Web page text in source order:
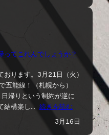
ってこれんでしょうか？
ります。3月21日（火）
能線！（札幌から）
帰りという制約が逆に
結構楽し… 続きを読む
3月16日